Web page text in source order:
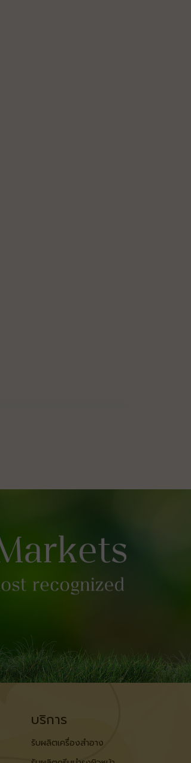
บริการ
รับผลิตเครื่องสำอาง